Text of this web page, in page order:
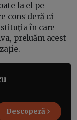
la el pe
consideră că
în care
preluăm acest
Descoperă